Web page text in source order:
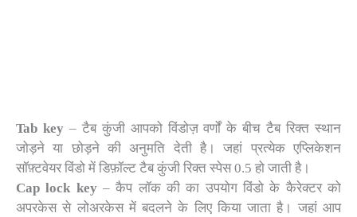
Tab key– टैब कुंजी आपको विंडोज़ वर्णों के बीच टैब रिक्त स्थान
जोड़ने या छोड़ने की अनुमति देती है। जहां प्रत्येक एप्लिकेशन
सॉफ़्टवेयर विंडो में डिफ़ॉल्ट टैब कुंजी रिक्त स्पेस 0.5 हो जाती है।
Cap lock key– कैप लॉक की का उपयोग विंडो के कैरेक्टर को
अपरकेस से लोअरकेस में बदलने के लिए किया जाता है। जहां आप